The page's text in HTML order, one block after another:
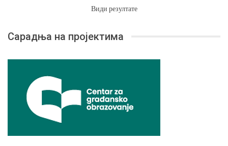
Види резултате
Сарадња на пројектима